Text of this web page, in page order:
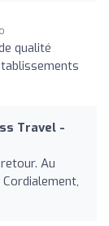
qualité
Travel -
Au